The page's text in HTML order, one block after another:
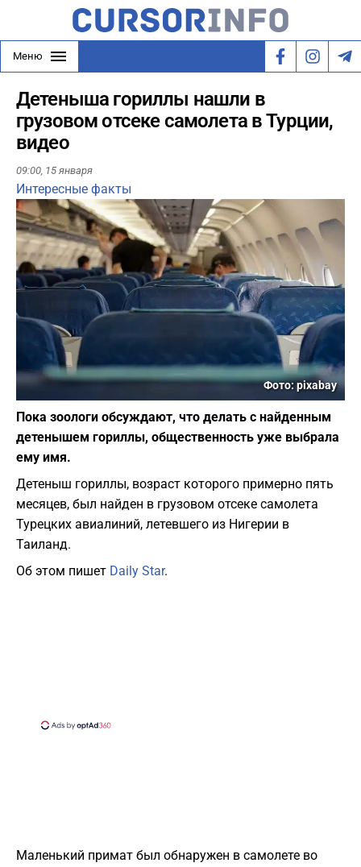
Меню
Детеныша гориллы нашли в
грузовом отсеке самолета в Турции,
видео
09:00, 15 января
Интересные факты
Фото: pixabay
Пока зоологи обсуждают, что делать с найденным
детенышем гориллы, общественность уже выбрала
ему имя.
Детеныш гориллы, возраст которого примерно пять
месяцев, был найден в грузовом отсеке самолета
Турецких авиалиний, летевшего из Нигерии в
Таиланд.
Об этом пишет Daily Star.
Маленький примат был обнаружен в самолете во